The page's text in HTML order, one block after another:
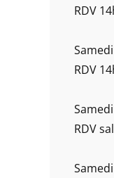
RDV
RDV
RDV